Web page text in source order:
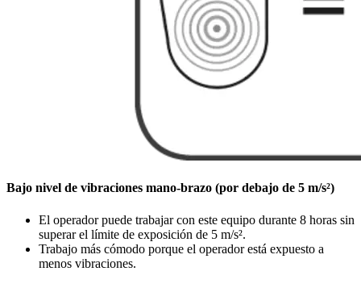
Bajo nivel de vibraciones mano-brazo (por debajo de 5 m/s²)
El operador puede trabajar con este equipo durante 8 horas sin
superar el límite de exposición de 5 m/s².
Trabajo más cómodo porque el operador está expuesto a
menos vibraciones.